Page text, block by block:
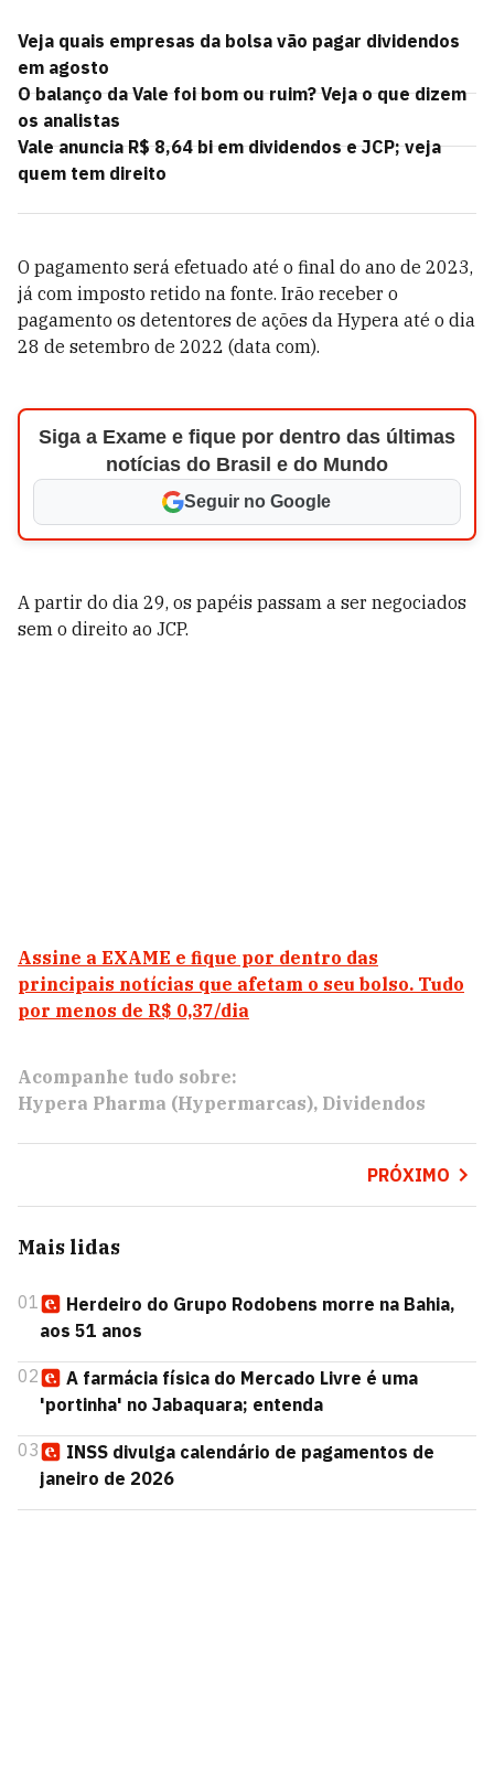
Veja quais empresas da bolsa vão pagar dividendos
em agosto
O balanço da Vale foi bom ou ruim? Veja o que dizem
os analistas
Vale anuncia R$ 8,64 bi em dividendos e JCP; veja
quem tem direito
O pagamento será efetuado até o final do ano de 2023,
já com imposto retido na fonte. Irão receber o
pagamento os detentores de ações da Hypera até o dia
28 de setembro de 2022 (data com).
Siga a Exame e fique por dentro das últimas
notícias do Brasil e do Mundo
Seguir no Google
A partir do dia 29, os papéis passam a ser negociados
sem o direito ao JCP.
Assine a EXAME e fique por dentro das
principais notícias que afetam o seu bolso. Tudo
por menos de R$ 0,37/dia
Acompanhe tudo sobre:
Hypera Pharma (Hypermarcas) Dividendos
PRÓXIMO
Mais lidas
01
Herdeiro do Grupo Rodobens morre na Bahia,
aos 51 anos
02
A farmácia física do Mercado Livre é uma
'portinha' no Jabaquara; entenda
03
INSS divulga calendário de pagamentos de
janeiro de 2026